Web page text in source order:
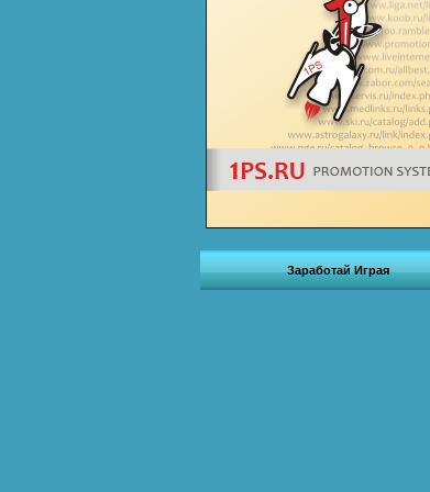
Заработай Играя